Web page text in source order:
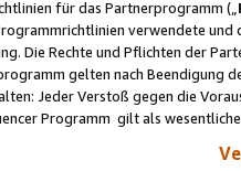
für das Partnerprogramm („
verwendete und
Die Rechte und Pflichten der
gelten nach Beendigung
Jeder Verstoß gegen die
Programm gilt als